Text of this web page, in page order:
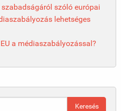
szóló európai
lehetséges
a médiaszabályozással?